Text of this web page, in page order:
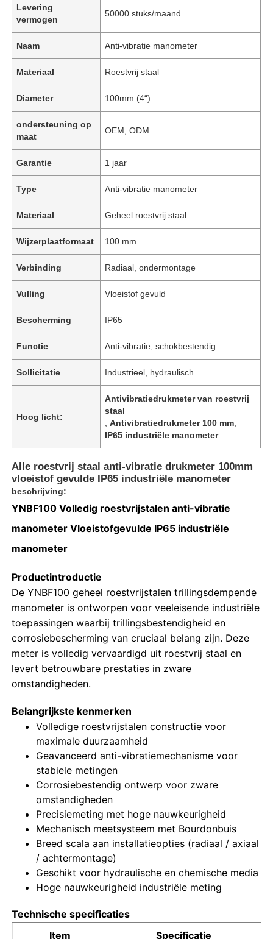
Producten
Over ons
Kwaliteitscontrole
Contacteer ons
Vraag een offerte aan
Drukmeter van roestvrij staal
schokbestendige drukmeter
Temperatuur- en manometer
Levering
vermogen
50000 stuks/maand
Naam Anti-vibratie manometer
Materiaal Roestvrij staal
Diameter 100mm (4“)
ondersteuning op
maat
OEM, ODM
Garantie 1 jaar
Type Anti-vibratie manometer
Materiaal Geheel roestvrij staal
Wijzerplaatformaat 100 mm
Verbinding Radiaal, ondermontage
Vulling Vloeistof gevuld
Bescherming IP65
Functie Anti-vibratie, schokbestendig
Sollicitatie Industrieel, hydraulisch
Hoog licht:
Antivibratiedrukmeter van roestvrij
staal
,Antivibratiedrukmeter 100 mm
IP65 industriële manometer
Alle roestvrij staal anti-vibratie drukmeter 100mm
vloeistof gevulde IP65 industriële manometer
beschrijving:
YNBF100 Volledig roestvrijstalen anti-vibratie
manometer Vloeistofgevulde IP65 industriële
manometer
Productintroductie
De YNBF100 geheel roestvrijstalen trillingsdempende
manometer is ontworpen voor veeleisende industriële
toepassingen waarbij trillingsbestendigheid en
corrosiebescherming van cruciaal belang zijn. Deze
meter is volledig vervaardigd uit roestvrij staal en
levert betrouwbare prestaties in zware
omstandigheden.
Belangrijkste kenmerken
Volledige roestvrijstalen constructie voor
maximale duurzaamheid
Geavanceerd anti-vibratiemechanisme voor
stabiele metingen
Corrosiebestendig ontwerp voor zware
omstandigheden
Precisiemeting met hoge nauwkeurigheid
Mechanisch meetsysteem met Bourdonbuis
Breed scala aan installatieopties (radiaal / axiaal
/ achtermontage)
Geschikt voor hydraulische en chemische media
Hoge nauwkeurigheid industriële meting
Technische specificaties
Item
Specificatie